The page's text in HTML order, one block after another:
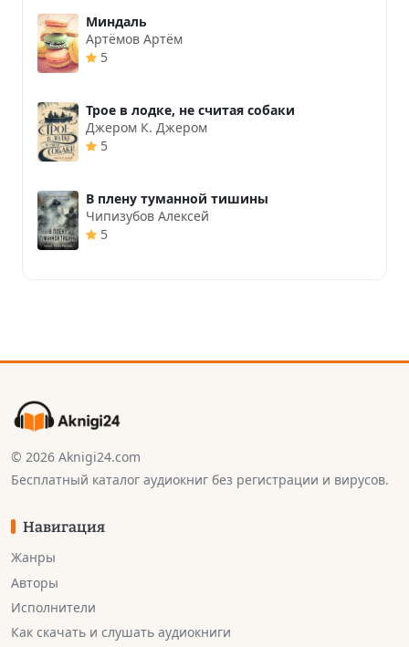
Миндаль
Артёмов Артём
5
Трое в лодке, не считая собаки
Джером К. Джером
5
В плену туманной тишины
Чипизубов Алексей
5
© 2026 Aknigi24.com
Бесплатный каталог аудиокниг без регистрации и вирусов.
Навигация
Жанры
Авторы
Исполнители
Как скачать и слушать аудиокниги